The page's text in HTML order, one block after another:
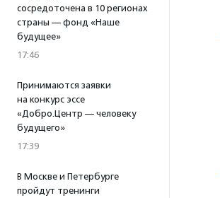
сосредоточена в 10 регионах
страны — фонд «Наше
будущее»
17:46
Принимаются заявки
на конкурс эссе
«Добро.Центр — человеку
будущего»
17:39
В Москве и Петербурге
пройдут тренинги